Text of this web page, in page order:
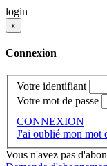
login
x
Connexion
Votre identifiant
Votre mot de passe
CONNEXION
J'ai oublié mon mot
Vous n'avez pas